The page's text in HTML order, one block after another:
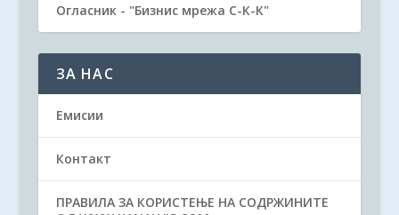
Огласник - "Бизнис мрежа С-К-К"
ЗА НАС
Емисии
Контакт
ПРАВИЛА ЗА КОРИСТЕЊЕ НА СОДРЖИНИТЕ